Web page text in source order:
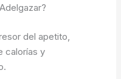
del apetito,
calorías y